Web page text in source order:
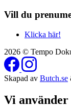
Vill du
Klicka här!
2026 © Tempo
Skapad av Butch.se
Vi använder